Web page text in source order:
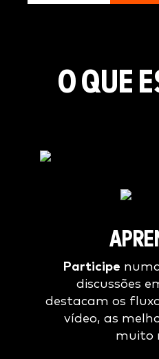
O QUE
Participe
discussões
destacam os
vídeo, as
muito